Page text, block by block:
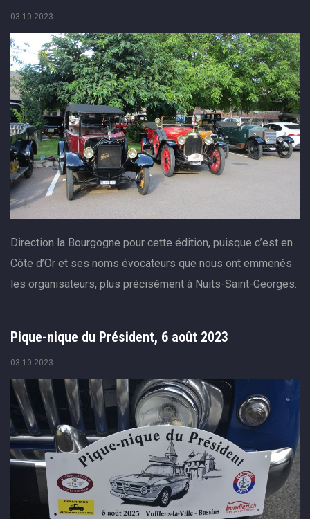
03.10.2023
Direction la Bourgogne pour cette édition, puisque c’est en
Côte d’Or et ses noms évocateurs que nous ont emmenés
les organisateurs, plus précisément à Nuits-Saint-Georges.
Pique-nique du Président, 6 août 2023
03.10.2023